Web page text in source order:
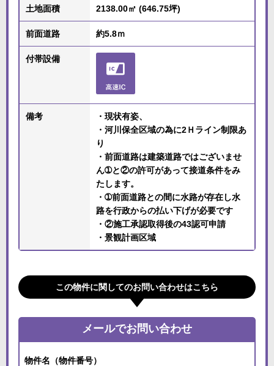
土地面積 2138.00㎡ (646.75坪)
前面道路 約5.8ｍ
付帯設備
備考
・現状有姿、
・河川保全区域の為に2Ｈライン制限あ
り
・前面道路は建築道路ではございませ
ん➀と②の許可があって接道条件をみ
たします。
・➀前面道路との間に水路が存在し水
路を行政からの払い下げが必要です
・②施工承認取得後の43認可申請
・景観計画区域
この物件に関してのお問い合わせはこちら
メールでお問い合わせ
物件名（物件番号）